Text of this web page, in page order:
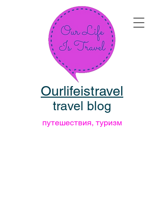
Ourlifeistravel
travel blog
путешествия, туризм